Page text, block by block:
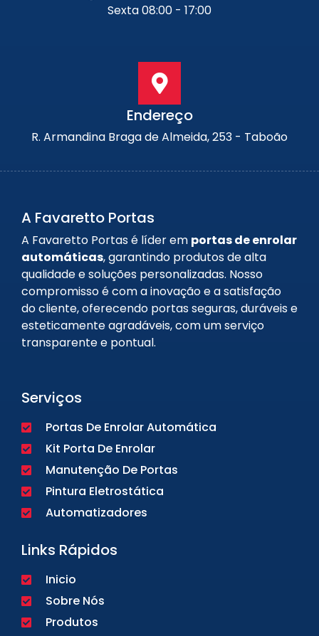
Sexta 08:00 - 17:00
Endereço
R. Armandina Braga de Almeida, 253 - Taboão
A Favaretto Portas
A Favaretto Portas é líder em portas de enrolar
automáticas, garantindo produtos de alta
qualidade e soluções personalizadas. Nosso
compromisso é com a inovação e a satisfação
do cliente, oferecendo portas seguras, duráveis e
esteticamente agradáveis, com um serviço
transparente e pontual.
Serviços
Portas De Enrolar Automática
Kit Porta De Enrolar
Manutenção De Portas
Pintura Eletrostática
Automatizadores
Links Rápidos
Inicio
Sobre Nós
Produtos